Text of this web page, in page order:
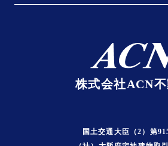
株式会社ACN
国土交通大臣（2）第